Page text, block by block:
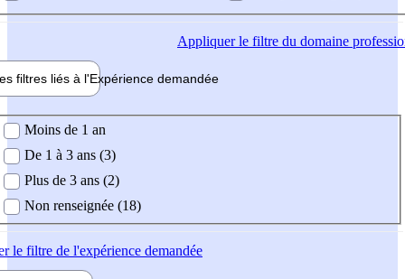
Appliquerle filtre du domaine
filtres liés à l'Expérience demandée
demandée
Moins de 1 an
De 1 à 3 ans (3)
Plus de 3 ans (2)
Non renseignée (18)
le filtre de l'expérience demandée